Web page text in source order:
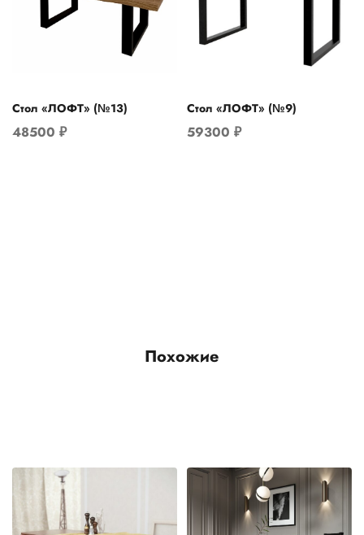
Стол «ЛОФТ» (№13)
48500 ₽
Стол «ЛОФТ» (№9)
59300 ₽
Похожие